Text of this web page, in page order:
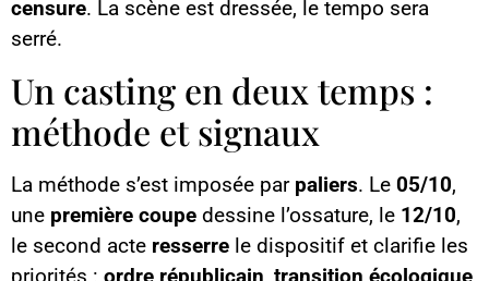
censure. La scène est dressée, le tempo sera
serré.
Un casting en deux temps :
méthode et signaux
La méthode s’est imposée par paliers. Le 05/10,
une première coupe dessine l’ossature, le 12/10,
le second acte resserre le dispositif et clarifie les